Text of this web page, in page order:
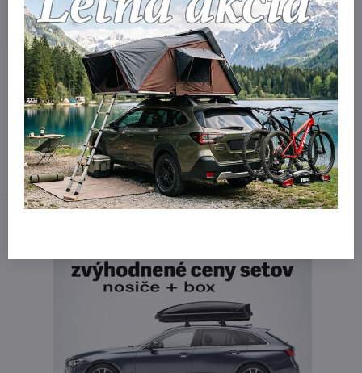
Zobraziť Zobraziť
Potrebujete poradiť?
Kontaktujte nás:
obchod​@northline​.sk